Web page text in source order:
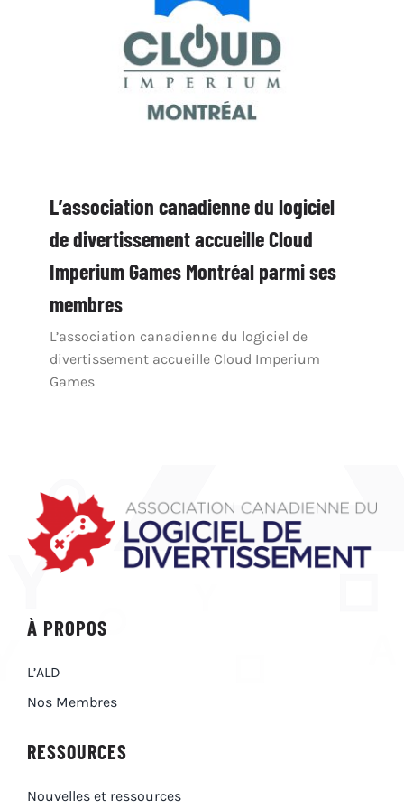
L’association canadienne du logiciel
de divertissement accueille Cloud
Imperium Games Montréal parmi ses
membres
L’association canadienne du logiciel de
divertissement accueille Cloud Imperium
Games
À PROPOS
L’ALD
Nos Membres
RESSOURCES
Nouvelles et ressources